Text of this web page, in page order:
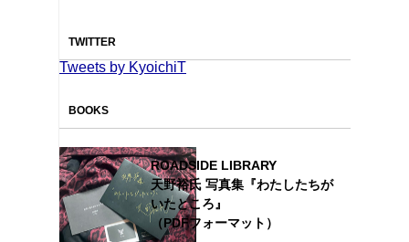
TWITTER
Tweets by KyoichiT
BOOKS
ROADSIDE LIBRARY
天野裕氏 写真集『わたしたちが
いたところ』
（PDFフォーマット）